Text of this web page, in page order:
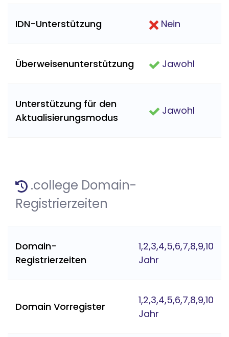
IDN-Unterstützung Nein
Überweisenunterstützung Jawohl
Unterstützung für den
Aktualisierungsmodus
Jawohl
.college Domain-
Registrierzeiten
Domain-
Registrierzeiten
1,2,3,4,5,6,7,8,9,10
Jahr
Domain Vorregister
1,2,3,4,5,6,7,8,9,10
Jahr